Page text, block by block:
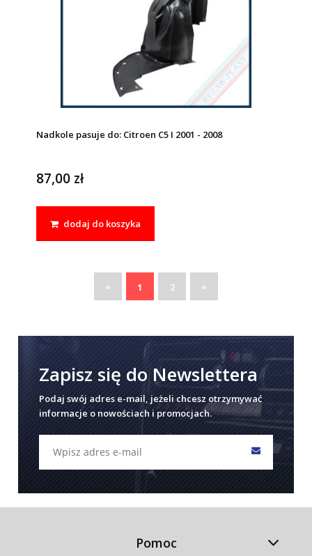
Nadkole pasuje do: Citroen C5 I 2001 - 2008
87,00 zł
dodaj do koszyka
« 1 2 »
Zapisz się do Newslettera
Podaj swój adres e-mail, jeżeli chcesz otrzymywać
informacje o nowościach i promocjach.
Pomoc